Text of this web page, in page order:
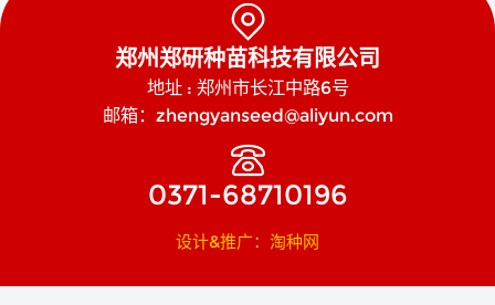

郑州郑研种苗科技有限公司
地址 : 郑州市长江中路6号
邮箱：zhengyanseed@aliyun.com

0371-68710196
设计&推广：淘种网